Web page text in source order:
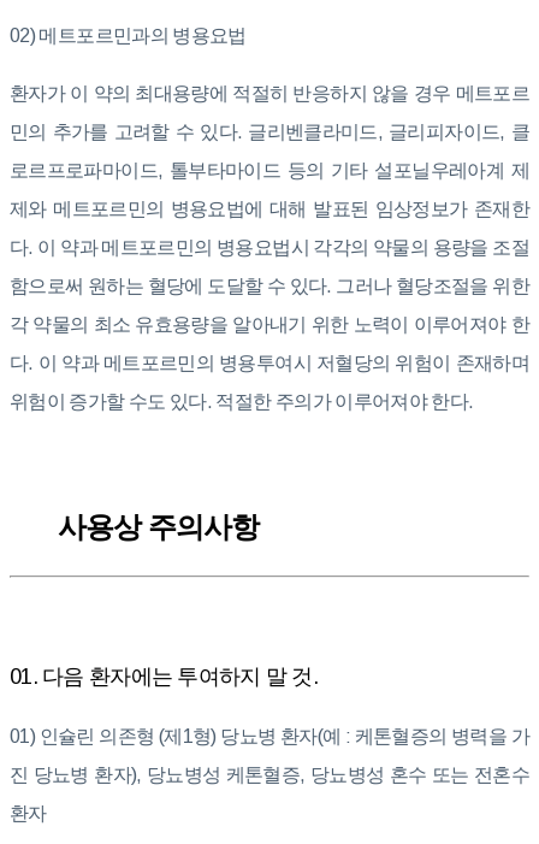
02) 메트포르민과의 병용요법
환자가 이 약의 최대용량에 적절히 반응하지 않을 경우 메트포르
민의 추가를 고려할 수 있다. 글리벤클라미드, 글리피자이드, 클
로르프로파마이드, 톨부타마이드 등의 기타 설포닐우레아계 제
제와 메트포르민의 병용요법에 대해 발표된 임상정보가 존재한
다. 이 약과 메트포르민의 병용요법시 각각의 약물의 용량을 조절
함으로써 원하는 혈당에 도달할 수 있다. 그러나 혈당조절을 위한
각 약물의 최소 유효용량을 알아내기 위한 노력이 이루어져야 한
다. 이 약과 메트포르민의 병용투여시 저혈당의 위험이 존재하며
위험이 증가할 수도 있다. 적절한 주의가 이루어져야 한다.
사용상 주의사항
01. 다음 환자에는 투여하지 말 것.
01) 인슐린 의존형 (제1형) 당뇨병 환자(예 : 케톤혈증의 병력을 가
진 당뇨병 환자), 당뇨병성 케톤혈증, 당뇨병성 혼수 또는 전혼수
환자